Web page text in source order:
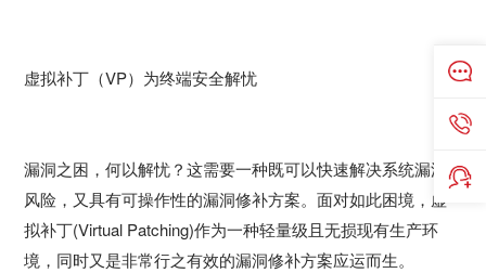
虚拟补丁（VP）为终端安全解忧
漏洞之困，何以解忧？这需要一种既可以快速解决系统漏洞
风险，又具有可操作性的漏洞修补方案。面对如此困境，虚
拟补丁(Virtual Patching)作为一种轻量级且无损现有生产环
境，同时又是非常行之有效的漏洞修补方案应运而生。